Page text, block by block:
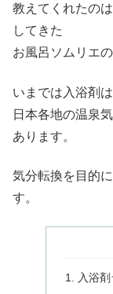
教えてくれたの
してきた
お風呂ソムリエの
いまでは入浴剤
日本各地の温泉
あります。
気分転換を目的
す。
入浴